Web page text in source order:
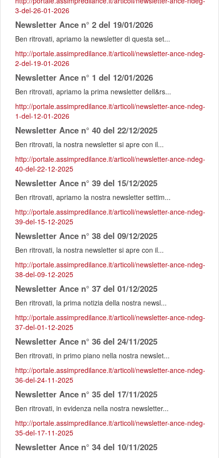
3-del-26-01-2026
Newsletter Ance n° 2 del 19/01/2026
Ben ritrovati, apriamo la newsletter di questa set...
http://portale.assimpredilance.it/articoli/newsletter-ance-ndeg-
2-del-19-01-2026
Newsletter Ance n° 1 del 12/01/2026
Ben ritrovati, apriamo la prima newsletter dell&rs...
http://portale.assimpredilance.it/articoli/newsletter-ance-ndeg-
1-del-12-01-2026
Newsletter Ance n° 40 del 22/12/2025
Ben ritrovati, la nostra newsletter si apre con il...
http://portale.assimpredilance.it/articoli/newsletter-ance-ndeg-
40-del-22-12-2025
Newsletter Ance n° 39 del 15/12/2025
Ben ritrovati, apriamo la nostra newsletter settim...
http://portale.assimpredilance.it/articoli/newsletter-ance-ndeg-
39-del-15-12-2025
Newsletter Ance n° 38 del 09/12/2025
Ben ritrovati, la nostra newsletter si apre con il...
http://portale.assimpredilance.it/articoli/newsletter-ance-ndeg-
38-del-09-12-2025
Newsletter Ance n° 37 del 01/12/2025
Ben ritrovati, la prima notizia della nostra newsl...
http://portale.assimpredilance.it/articoli/newsletter-ance-ndeg-
37-del-01-12-2025
Newsletter Ance n° 36 del 24/11/2025
Ben ritrovati, in primo piano nella nostra newslet...
http://portale.assimpredilance.it/articoli/newsletter-ance-ndeg-
36-del-24-11-2025
Newsletter Ance n° 35 del 17/11/2025
Ben ritrovati, in evidenza nella nostra newsletter...
http://portale.assimpredilance.it/articoli/newsletter-ance-ndeg-
35-del-17-11-2025
Newsletter Ance n° 34 del 10/11/2025